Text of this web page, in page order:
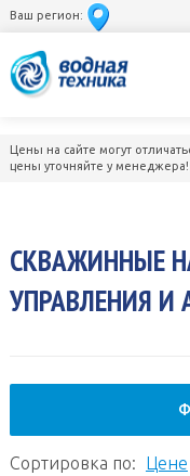
Ваш регион:
Цены на сайте могут
цены уточняйте у менеджера!
СКВАЖИННЫЕ
УПРАВЛЕНИЯ И
Сортировка по: Цене